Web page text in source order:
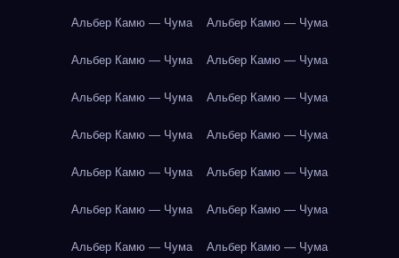
Альбер Камю — Чума Альбер Камю — Чума
Альбер Камю — Чума Альбер Камю — Чума
Альбер Камю — Чума Альбер Камю — Чума
Альбер Камю — Чума Альбер Камю — Чума
Альбер Камю — Чума Альбер Камю — Чума
Альбер Камю — Чума Альбер Камю — Чума
Альбер Камю — Чума Альбер Камю — Чума